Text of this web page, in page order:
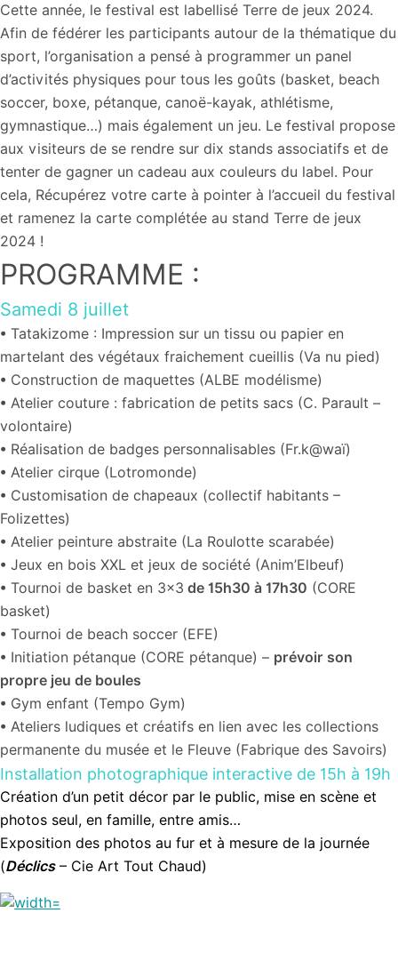
Cette année, le festival est labellisé Terre de jeux 2024.
Afin de fédérer les participants autour de la thématique du
sport, l’organisation a pensé à programmer un panel
d’activités physiques pour tous les goûts (basket, beach
soccer, boxe, pétanque, canoë-kayak, athlétisme,
gymnastique…) mais également un jeu. Le festival propose
aux visiteurs de se rendre sur dix stands associatifs et de
tenter de gagner un cadeau aux couleurs du label. Pour
cela, Récupérez votre carte à pointer à l’accueil du festival
et ramenez la carte complétée au stand Terre de jeux
2024 !
PROGRAMME :
Samedi 8 juillet
• Tatakizome : Impression sur un tissu ou papier en
martelant des végétaux fraichement cueillis (Va nu pied)
• Construction de maquettes (ALBE modélisme)
• Atelier couture : fabrication de petits sacs (C. Parault –
volontaire)
• Réalisation de badges personnalisables (Fr.k@waï)
• Atelier cirque (Lotromonde)
• Customisation de chapeaux (collectif habitants –
Folizettes)
• Atelier peinture abstraite (La Roulotte scarabée)
• Jeux en bois XXL et jeux de société (Anim’Elbeuf)
• Tournoi de basket en 3×3 de 15h30 à 17h30 (CORE
basket)
• Tournoi de beach soccer (EFE)
• Initiation pétanque (CORE pétanque) – prévoir son
propre jeu de boules
• Gym enfant (Tempo Gym)
• Ateliers ludiques et créatifs en lien avec les collections
permanente du musée et le Fleuve (Fabrique des Savoirs)
Installation photographique interactive de 15h à 19h
Création d’un petit décor par le public, mise en scène et
photos seul, en famille, entre amis…
Exposition des photos au fur et à mesure de la journée
(Déclics– Cie Art Tout Chaud)